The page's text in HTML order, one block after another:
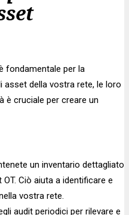
fondamentale per la
asset della vostra rete, le loro
è cruciale per creare un
un inventario dettagliato
Ciò aiuta a identificare e
vostra rete.
audit periodici per rilevare e